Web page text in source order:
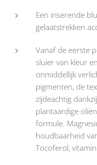
Een iriserende
gelaatstrekken
Vanaf de eerste
sluier van kleur
onmiddellijk
pigmenten, de
zijdeachtig
plantaardige
formule.
houdbaarheid
Tocoferol,